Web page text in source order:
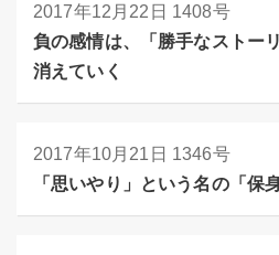
2017年12月22日 1408号
負の感情は、「勝手なストー
消えていく
2017年10月21日 1346号
「思いやり」という名の「保